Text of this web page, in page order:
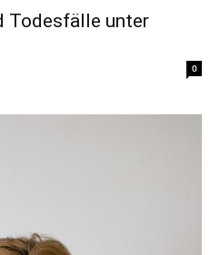
Todesfälle unter
0